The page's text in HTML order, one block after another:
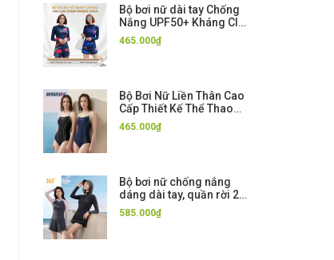
Bộ bơi nữ dài tay Chống
Nắng UPF50+ Kháng Clo
co giãn cao cấp dáng rời
SBART
465.000₫
Bộ Bơi Nữ Liền Thân Cao
Cấp Thiết Kế Thể Thao
Chuyên Nghiệp, Che
Bụng Tôn Dáng màu Đen
465.000₫
Bộ bơi nữ chống nắng
dáng dài tay, quần rời 2
lớp, kèm mũ, vải UPF50+
Kháng Clo 361
585.000₫